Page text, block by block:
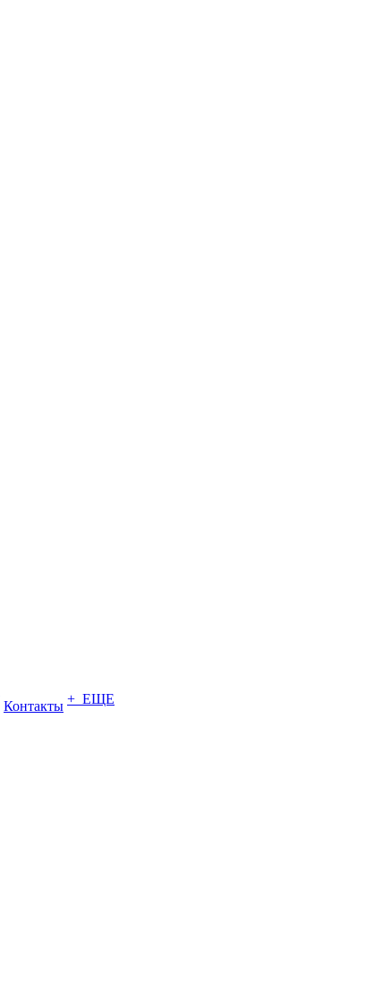
Контакты + ЕЩЕ